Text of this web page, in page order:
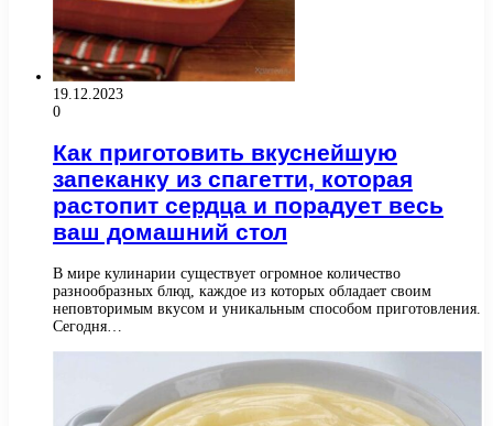
19.12.2023
0
Как приготовить вкуснейшую
запеканку из спагетти, которая
растопит сердца и порадует весь
ваш домашний стол
В мире кулинарии существует огромное количество
разнообразных блюд, каждое из которых обладает своим
неповторимым вкусом и уникальным способом приготовления.
Сегодня…